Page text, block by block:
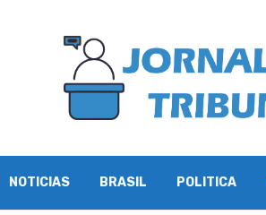
NOTICIAS BRASIL POLITICA